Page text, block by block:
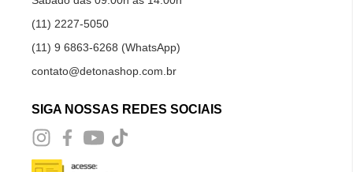
(11) 2227-5050
(11) 9 6863-6268 (WhatsApp)
contato@detonashop.com.br
SIGA NOSSAS REDES SOCIAIS